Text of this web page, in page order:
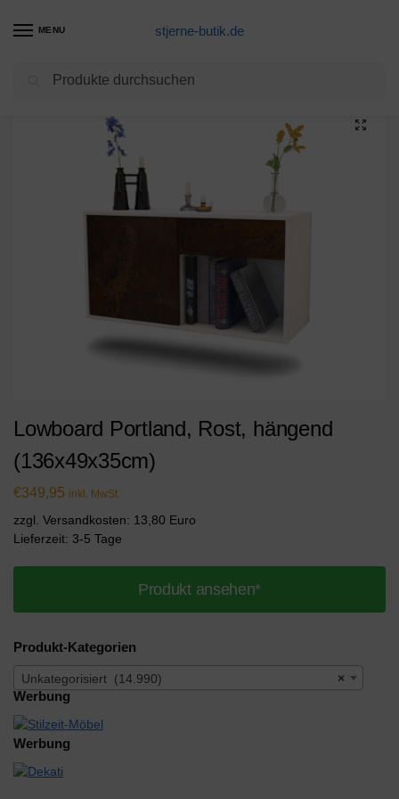
MENU stjerne-butik.de
Unkategorisiert / Lowboard Portland, Rost, hängend (136x49x35cm)
Lowboard Portland, Rost, hängend
(136x49x35cm)
€349,95 inkl. MwSt.
zzgl. Versandkosten: 13,80 Euro
Lieferzeit: 3-5 Tage
Produkt ansehen*
Produkt-Kategorien
×
Unkategorisiert (14.990)
Werbung
Werbung